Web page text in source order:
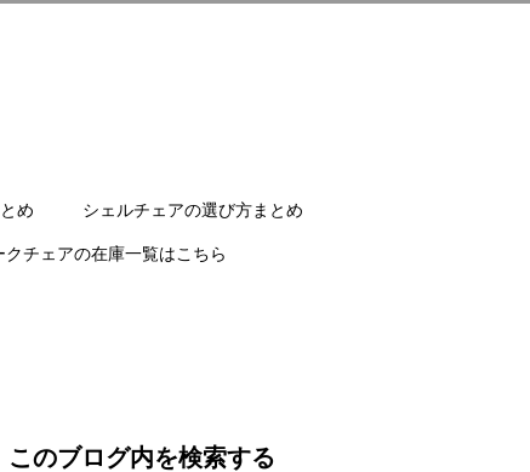
め シェルチェアの選び方まとめ
チェアの在庫一覧はこちら
このブログ内を検索する